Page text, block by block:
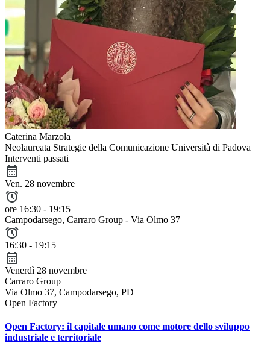
Caterina Marzola
Neolaureata Strategie della Comunicazione Università di Padova
Interventi passati
Ven. 28 novembre
ore 16:30 - 19:15
Campodarsego, Carraro Group - Via Olmo 37
16:30 - 19:15
Venerdì 28 novembre
Carraro Group
Via Olmo 37, Campodarsego, PD
Open Factory
Open Factory: il capitale umano come motore dello sviluppo
industriale e territoriale